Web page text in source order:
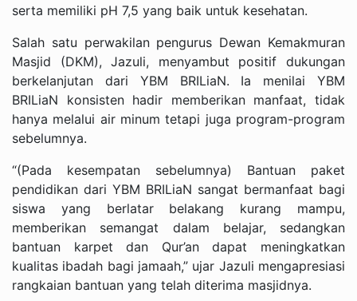
serta memiliki pH 7,5 yang baik untuk kesehatan.
Salah satu perwakilan pengurus Dewan Kemakmuran
Masjid (DKM), Jazuli, menyambut positif dukungan
berkelanjutan dari YBM BRILiaN. Ia menilai YBM
BRILiaN konsisten hadir memberikan manfaat, tidak
hanya melalui air minum tetapi juga program-program
sebelumnya.
“(Pada kesempatan sebelumnya) Bantuan paket
pendidikan dari YBM BRILiaN sangat bermanfaat bagi
siswa yang berlatar belakang kurang mampu,
memberikan semangat dalam belajar, sedangkan
bantuan karpet dan Qur’an dapat meningkatkan
kualitas ibadah bagi jamaah,” ujar Jazuli mengapresiasi
rangkaian bantuan yang telah diterima masjidnya.